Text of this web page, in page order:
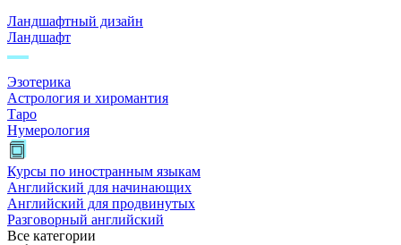
Ландшафтный дизайн
Ландшафт
Эзотерика
Астрология и хиромантия
Таро
Нумерология
Курсы по иностранным языкам
Английский для начинающих
Английский для продвинутых
Разговорный английский
Все категории